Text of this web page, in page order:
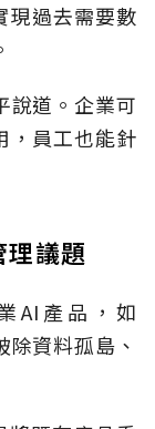
現過去需要數
說道。企業可
，員工也能針
理議題
AI產品，如
資料孤島、